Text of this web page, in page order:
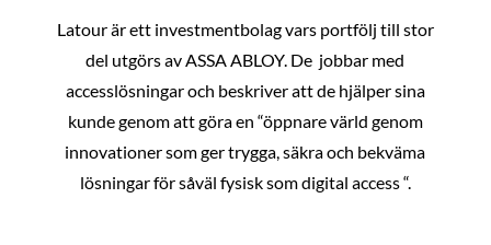
Latour är ett investmentbolag vars portfölj till stor
del utgörs av ASSA ABLOY. De jobbar med
accesslösningar och beskriver att de hjälper sina
kunde genom att göra en “öppnare värld genom
innovationer som ger trygga, säkra och bekväma
lösningar för såväl fysisk som digital access “.